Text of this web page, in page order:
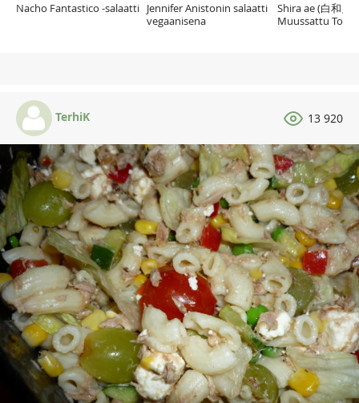
Nacho Fantastico -salaatti Jennifer Anistonin salaatti
vegaanisena
Shira ae (白和え)
Muussattu
TerhiK 13 920